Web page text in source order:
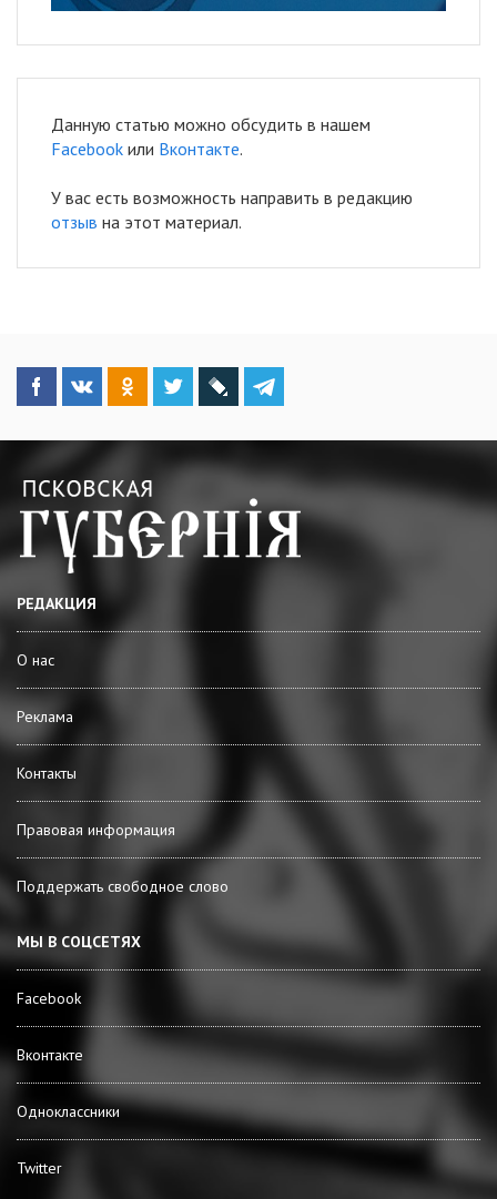
Данную статью можно обсудить в нашем
Facebook или Вконтакте.
У вас есть возможность направить в редакцию
отзыв на этот материал.
РЕДАКЦИЯ
О нас
Реклама
Контакты
Правовая информация
Поддержать свободное слово
МЫ В СОЦСЕТЯХ
Facebook
Вконтакте
Одноклассники
Twitter